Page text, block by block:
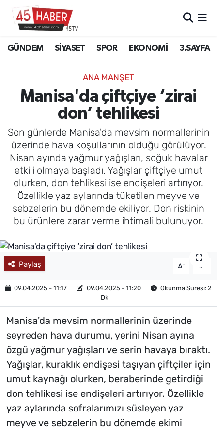
GÜNDEM SİYASET SPOR EKONOMİ 3.SAYFA
ANA MANŞET
Manisa'da çiftçiye ‘zirai
don’ tehlikesi
Son günlerde Manisa'da mevsim normallerinin
üzerinde hava koşullarının olduğu görülüyor.
Nisan ayında yağmur yağışları, soğuk havalar
etkili olmaya başladı. Yağışlar çiftçiye umut
olurken, don tehlikesi ise endişeleri artırıyor.
Özellikle yaz aylarında tüketilen meyve ve
sebzelerin bu dönemde ekiliyor. Don riskinin
bu ürünlere zarar verme ihtimali bulunuyor.
Paylaş A- A
09.04.2025 - 11:17 09.04.2025 - 11:20
Okunma Süresi: 2
Dk
Manisa'da mevsim normallerinin üzerinde
seyreden hava durumu, yerini Nisan ayına
özgü yağmur yağışları ve serin havaya bıraktı.
Yağışlar, kuraklık endişesi taşıyan çiftçiler için
umut kaynağı olurken, beraberinde getirdiği
don tehlikesi ise endişeleri artırıyor. Özellikle
yaz aylarında sofralarımızı süsleyen yaz
meyve ve sebzelerin bu dönemde ekimi
SİYASET
EKONOMİ
3.SAYFA
EĞİTİM
SAĞLIK
YAŞAM
Manisa Hava Durumu
Manisa Namaz Vakitleri
Manisa Trafik Yoğunluk Haritası
Süper Lig Puan Durumu ve Fikstür
Tüm Manşetler
Son Dakika Haberleri
Haber Arşivi